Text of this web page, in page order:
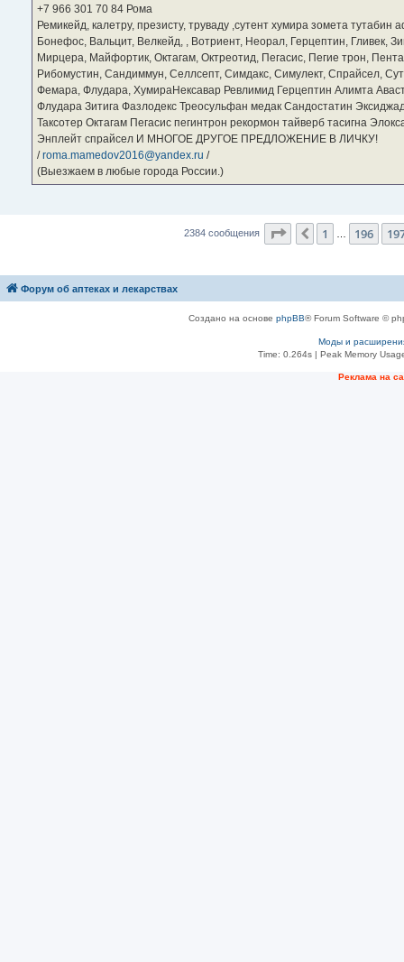
‪+7 966 301 70 84‬ Рома
Ремикейд, калетру, презисту, труваду ,сутент хумира зомета
Бонефос, Вальцит, Велкейд, , Вотриент, Неорал, Герцептин, Гливек,
Мирцера, Майфортик, Октагам, Октреотид, Пегасис, Пегие трон,
Рибомустин, Сандиммун, Селлсепт, Симдакс, Симулект, Спрайсел,
Фемара, Флудара, ХумираНексавар Ревлимид Герцептин Алимта
Флудара Зитига Фазлодекс Треосульфан медак Сандостатин
Таксотер Октагам Пегасис пегинтрон рекормон тайверб тасигна
Энплейт спрайсел И МНОГОЕ ДРУГОЕ ПРЕДЛОЖЕНИЕ В ЛИЧКУ!
/roma.mamedov2016@yandex.ru /
(Выезжаем в любые города России.)
2384 сообщения Страница 198из
Пред.
1 196
Форум об аптеках и лекарствах
Создано на основе phpBB® Forum Software ©
Моды и
Time: 0.264s| Peak Memory
Рeклама на